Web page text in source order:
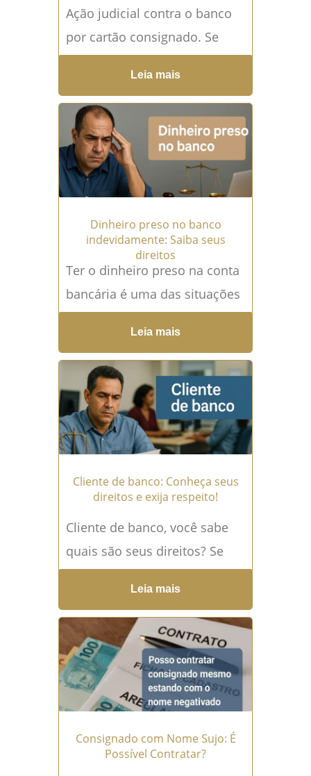
Ação judicial contra o banco
por cartão consignado. Se
essa frase chamou sua
atenção, é porque, talvez, você
ou alguém próximo já...Leia
mais →
Leia mais
Dinheiro preso no banco
indevidamente: Saiba seus
direitos
Ter o dinheiro preso na conta
bancária é uma das situações
mais angustiantes que um
consumidor pode enfrentar.
Imagine acessar sua conta...
Leia mais →
Leia mais
Cliente de banco: Conheça seus
direitos e exija respeito!
Cliente de banco, você sabe
quais são seus direitos? Se
você já se sentiu lesado por
cobrança indevida, falta de
transparência ou...Leia mais
→
Leia mais
Consignado com Nome Sujo: É
Possível Contratar?